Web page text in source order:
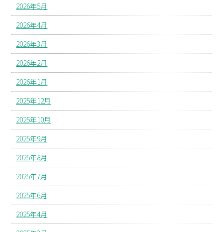
2026年5月
2026年4月
2026年3月
2026年2月
2026年1月
2025年12月
2025年10月
2025年9月
2025年8月
2025年7月
2025年6月
2025年4月